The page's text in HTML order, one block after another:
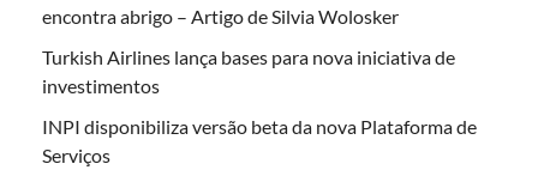
encontra abrigo – Artigo de Silvia Wolosker
Turkish Airlines lança bases para nova iniciativa de
investimentos
INPI disponibiliza versão beta da nova Plataforma de
Serviços